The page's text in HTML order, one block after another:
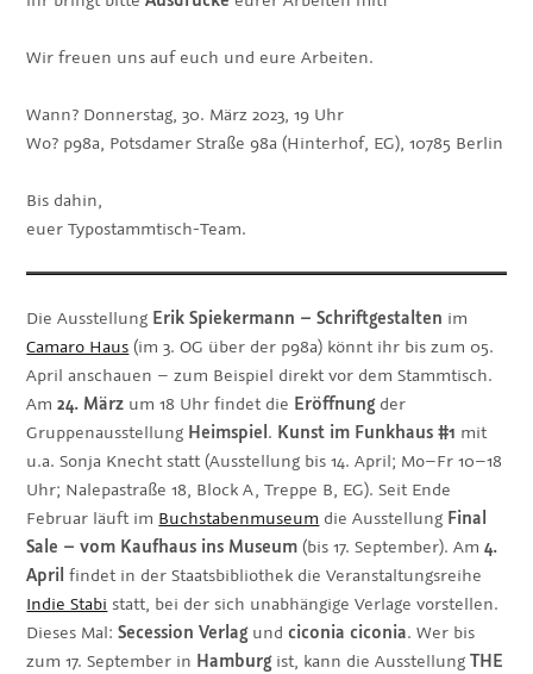
Wir freuen uns auf euch und eure Arbeiten.
Wann? Donnerstag, 30. März 2023, 19 Uhr
Wo? p98a, Potsdamer Straße 98a (Hinterhof, EG), 10785 Berlin
Bis dahin,
euer Typostammtisch-Team.
Die Ausstellung Erik Spiekermann – Schriftgestalten im
Camaro Haus (im 3. OG über der p98a) könnt ihr bis zum 05.
April anschauen – zum Beispiel direkt vor dem Stammtisch.
Am24. März um 18 Uhr findet die Eröffnungder
Gruppenausstellung Heimspiel . Kunst im Funkhaus #1 mit
u.a. Sonja Knecht statt (Ausstellung bis 14. April; Mo–Fr 10–18
Uhr; Nalepastraße 18, Block A, Treppe B, EG). Seit Ende
Februar läuft im Buchstabenmuseum die Ausstellung Final
Sale – vom Kaufhaus ins Museum (bis 17. September). Am4.
April findet in der Staatsbibliothek die Veranstaltungsreihe
Indie Stabi statt, bei der sich unabhängige Verlage vorstellen.
Dieses Mal:Secession Verlagundciconia ciconia. Wer bis
zum 17. September in Hamburgist, kann die AusstellungTHE